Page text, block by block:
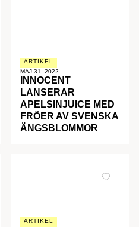
ARTIKEL
MAJ 31, 2022
INNOCENT
LANSERAR
APELSINJUICE MED
FRÖER AV SVENSKA
ÄNGSBLOMMOR
ARTIKEL